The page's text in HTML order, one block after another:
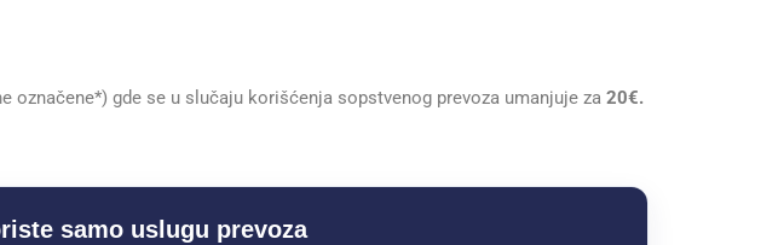
označene*) gde se u slučaju korišćenja sopstvenog prevoza umanjuje za 20€.
samo uslugu prevoza